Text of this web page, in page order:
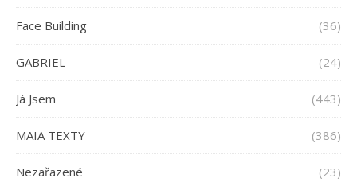
Face Building (36)
GABRIEL (24)
Já Jsem (443)
MAIA TEXTY (386)
Nezařazené (23)